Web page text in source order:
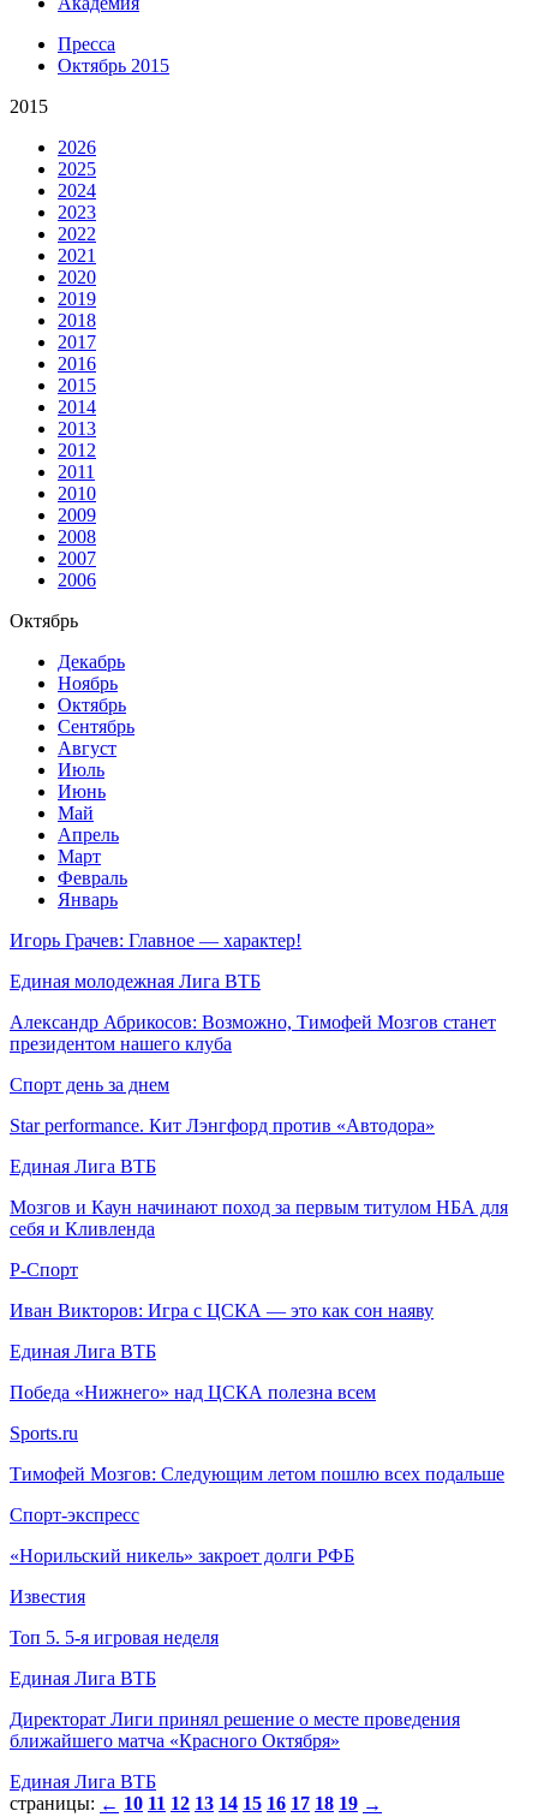
Пресса
Октябрь 2015
2015
2026
2025
2024
2023
2022
2021
2020
2019
2018
2017
2016
2015
2014
2013
2012
2011
2010
2009
2008
2007
2006
Октябрь
Декабрь
Ноябрь
Октябрь
Сентябрь
Август
Июль
Июнь
Май
Апрель
Март
Февраль
Январь
Игорь Грачев: Главное — характер!
Единая молодежная Лига ВТБ
Александр Абрикосов: Возможно, Тимофей Мозгов станет
президентом нашего клуба
Спорт день за днем
Star performance. Кит Лэнгфорд против «Автодора»
Единая Лига ВТБ
Мозгов и Каун начинают поход за первым титулом НБА для
себя и Кливленда
Р-Спорт
Иван Викторов: Игра с ЦСКА — это как сон наяву
Единая Лига ВТБ
Победа «Нижнего» над ЦСКА полезна всем
Sports.ru
Тимофей Мозгов: Следующим летом пошлю всех подальше
Спорт-экспресс
«Норильский никель» закроет долги РФБ
Известия
Топ 5. 5-я игровая неделя
Единая Лига ВТБ
Директорат Лиги принял решение о месте проведения
ближайшего матча «Красного Октября»
Единая Лига ВТБ
страницы: ← 10 11 12 13 14 15 16 17 18 19 →